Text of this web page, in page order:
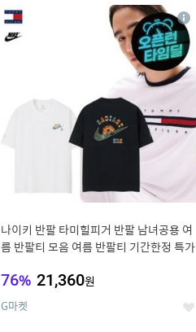
14
나이키 반팔 타미힐피거 반팔 남녀공용 여
름 반팔티 모음 여름 반팔티 기간한정 특가
76% 21,360원
G마켓 좋
상
세